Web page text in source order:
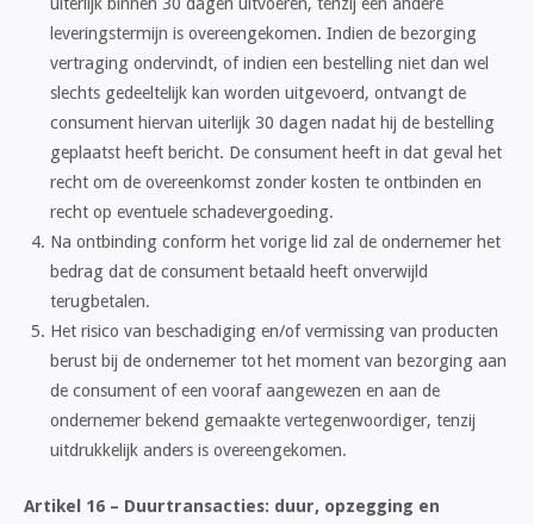
leveringstermijn is overeengekomen. Indien de bezorging
vertraging ondervindt, of indien een bestelling niet dan wel
slechts gedeeltelijk kan worden uitgevoerd, ontvangt de
consument hiervan uiterlijk 30 dagen nadat hij de bestelling
geplaatst heeft bericht. De consument heeft in dat geval het
recht om de overeenkomst zonder kosten te ontbinden en
recht op eventuele schadevergoeding.
Na ontbinding conform het vorige lid zal de ondernemer het
bedrag dat de consument betaald heeft onverwijld
terugbetalen.
Het risico van beschadiging en/of vermissing van producten
berust bij de ondernemer tot het moment van bezorging aan
de consument of een vooraf aangewezen en aan de
ondernemer bekend gemaakte vertegenwoordiger, tenzij
uitdrukkelijk anders is overeengekomen.
Artikel 16 – Duurtransacties: duur, opzegging en